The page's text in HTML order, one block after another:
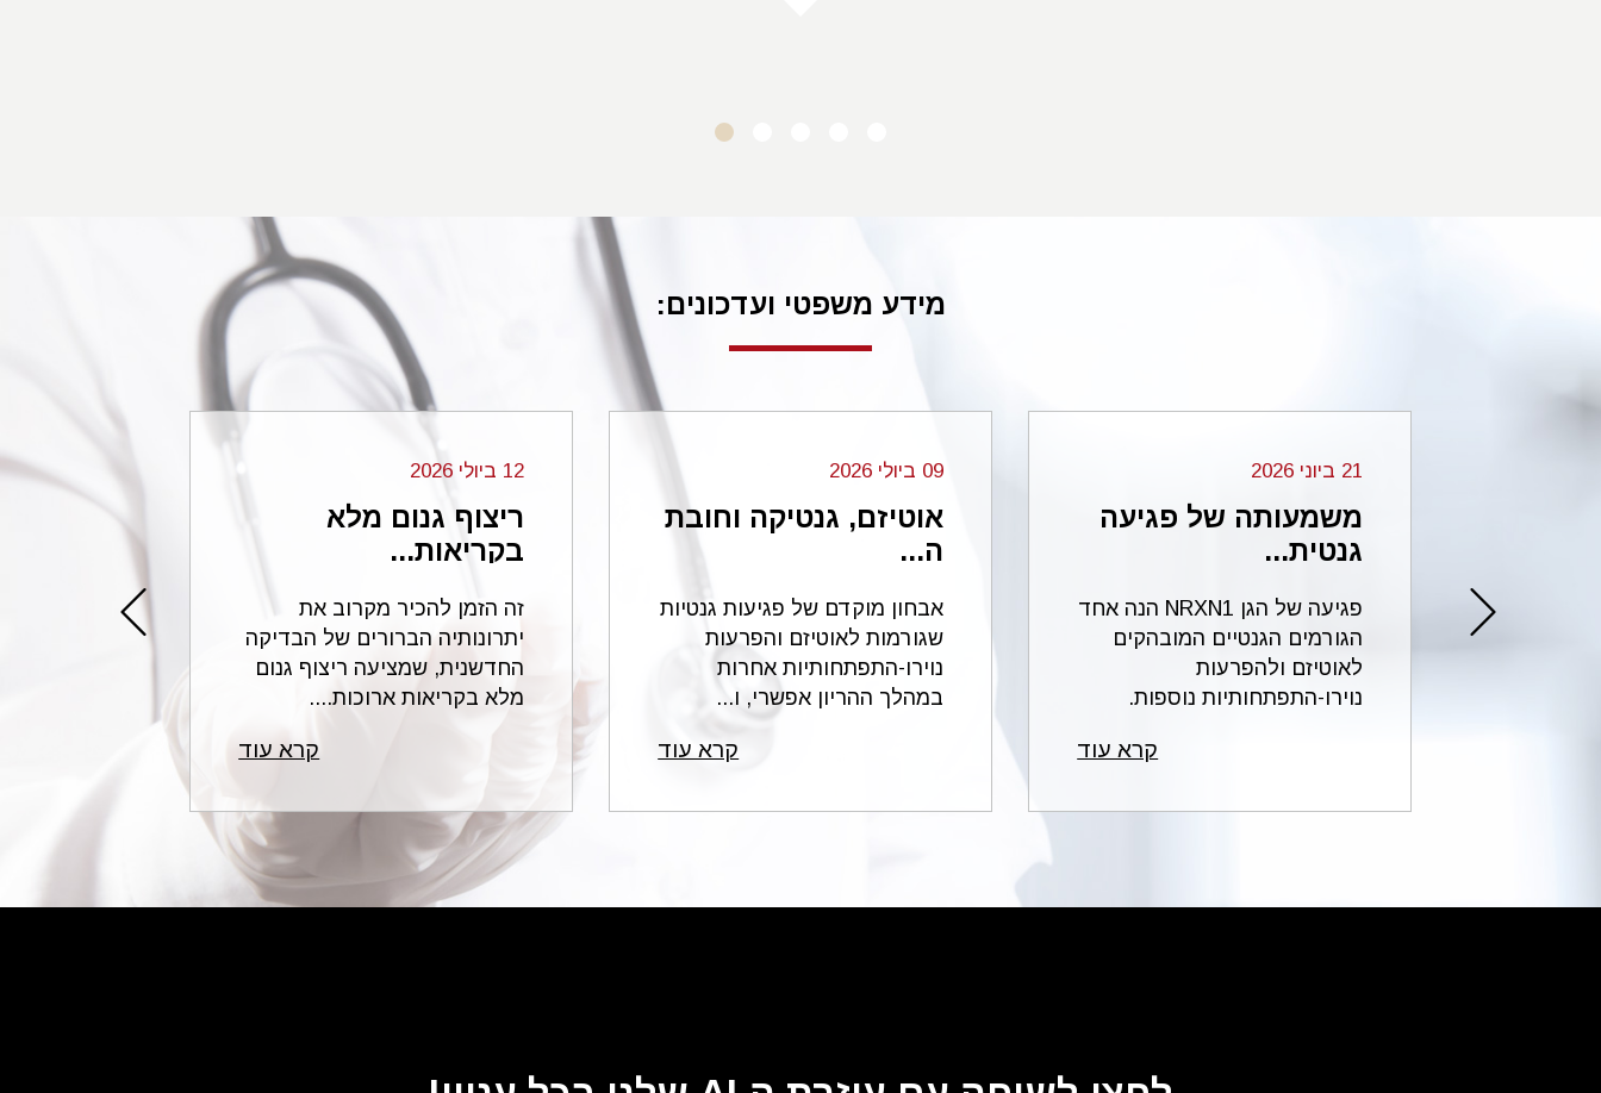
מידע משפטי ועדכונים:
21 ביוני 2026
משמעותה של פגיעה
גנטית...
פגיעה של הגן NRXN1 הנה אחד
הגורמים הגנטיים המובהקים
לאוטיזם ולהפרעות
נוירו-התפתחותיות נוספות.
קרא עוד
09 ביולי 2026
אוטיזם, גנטיקה וחובת
ה...
אבחון מוקדם של פגיעות גנטיות
שגורמות לאוטיזם והפרעות
נוירו-התפתחותיות אחרות
במהלך ההריון אפשרי, ו...
קרא עוד
12 ביולי 2026
ריצוף גנום מלא
בקריאות...
זה הזמן להכיר מקרוב את
יתרונותיה הברורים של הבדיקה
החדשנית, שמציעה ריצוף גנום
מלא בקריאות ארוכות....
קרא עוד